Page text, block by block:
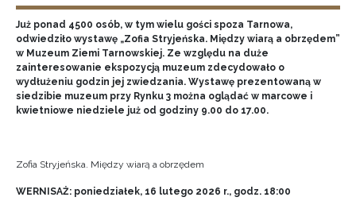
Już ponad 4500 osób, w tym wielu gości spoza Tarnowa,
odwiedziło wystawę „Zofia Stryjeńska. Między wiarą a obrzędem”
w Muzeum Ziemi Tarnowskiej. Ze względu na duże
zainteresowanie ekspozycją muzeum zdecydowało o
wydłużeniu godzin jej zwiedzania. Wystawę prezentowaną w
siedzibie muzeum przy Rynku 3 można oglądać w marcowe i
kwietniowe niedziele już od godziny 9.00 do 17.00.
Zofia Stryjeńska. Między wiarą a obrzędem
WERNISAŻ: poniedziałek, 16 lutego 2026 r., godz. 18:00